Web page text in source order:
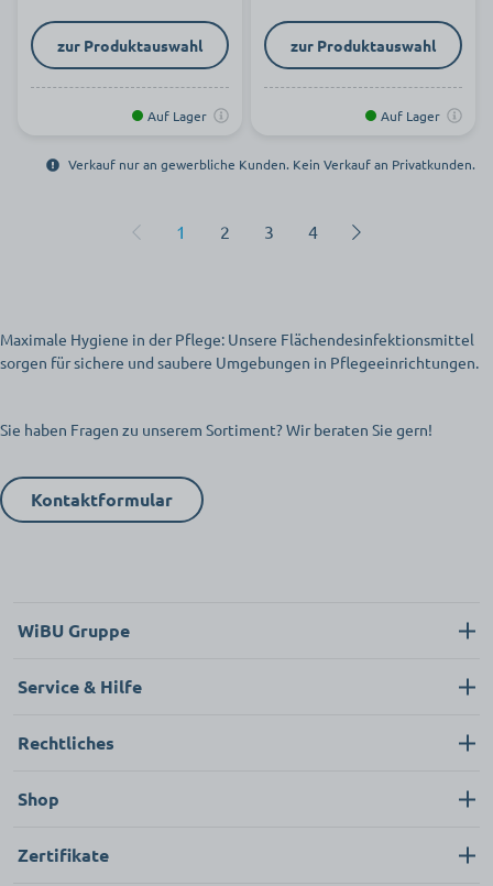
zur Produktauswahl
Auf Lager
zur Produktauswahl
Auf Lager
Verkauf nur an gewerbliche Kunden. Kein Verkauf an Privatkunden.
1 2 3 4
Maximale Hygiene in der Pflege: Unsere Flächendesinfektionsmittel
sorgen für sichere und saubere Umgebungen in Pflegeeinrichtungen.
Sie haben Fragen zu unserem Sortiment? Wir beraten Sie gern!
Kontaktformular
WiBU Gruppe
News
Service & Hilfe
FAQ
Rechtliches
AGB
Shop
Zertifikate